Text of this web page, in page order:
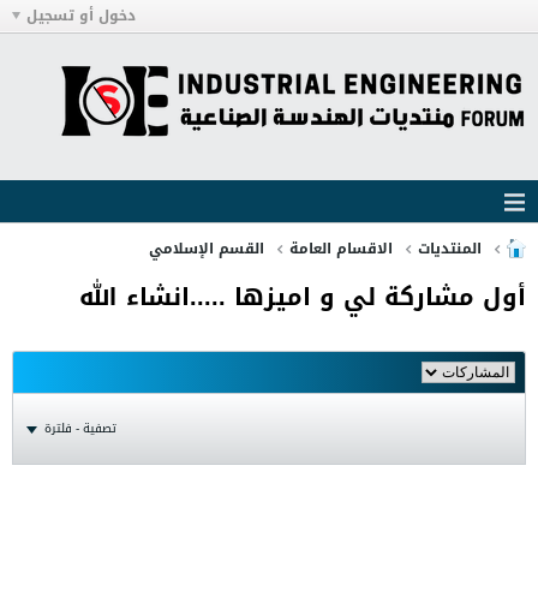
دخول أو تسجيل
المنتديات الاقسام العامة القسم الإسلامي
أول مشاركة لي و اميزها .....انشاء الله
تصفية - فلترة